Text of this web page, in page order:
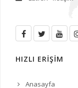
HIZLI ERİŞİM
Anasayfa